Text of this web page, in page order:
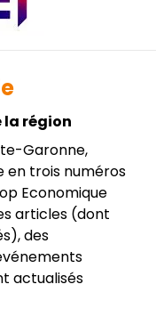
la région
Garonne,
en trois numéros
Economique
articles (dont
des
actualisés